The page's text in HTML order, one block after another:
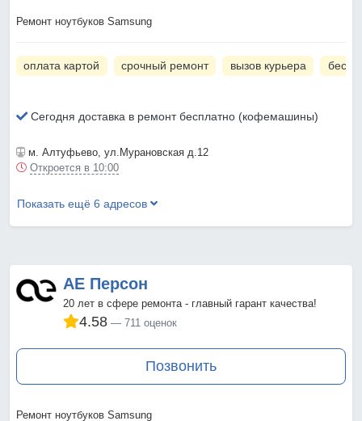
Ремонт ноутбуков Samsung
оплата картой срочный ремонт вызов курьера
Сегодня доставка в ремонт бесплатно (кофемашины)
м. Алтуфьево , ул.Мурановская д.12
Откроется в 10:00
Показать ещё 6 адресов
АЕ Персон
20 лет в сфере ремонта - главный гарант качества!
4.58 711 оценок
Позвонить
Ремонт ноутбуков Samsung